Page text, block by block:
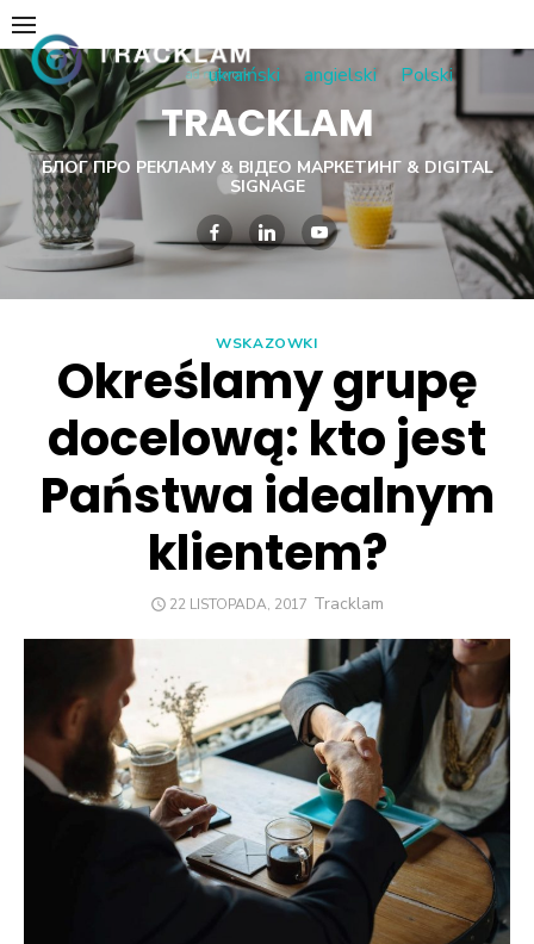
Skip
to
content
TRACKLAM
БЛОГ ПРО РЕКЛАМУ & ВІДЕО МАРКЕТИНГ & DIGITAL
SIGNAGE
ukraiński angielski Polski
WSKAZOWKI
Określamy grupę
docelową: kto jest
Państwa idealnym
klientem?
POSTED
22 LISTOPADA, 2017 Author
Tracklam